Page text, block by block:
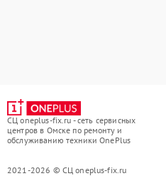
СЦ oneplus-fix.ru - сеть сервисных
центров в Омске по ремонту и
обслуживанию техники OnePlus
2021-2026 © СЦ oneplus-fix.ru